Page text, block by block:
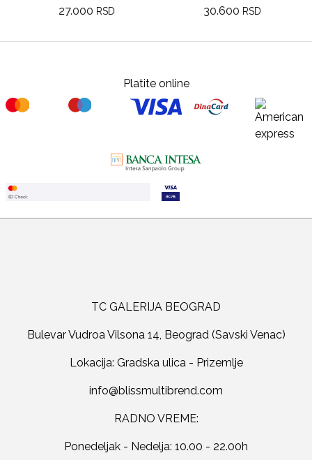
27.000RSD 30.600RSD
Platite online
TC GALERIJA BEOGRAD
Bulevar Vudroa Vilsona 14, Beograd (Savski Venac)
Lokacija: Gradska ulica - Prizemlje
RADNO VREME:
Ponedeljak - Nedelja: 10.00 - 22.00h